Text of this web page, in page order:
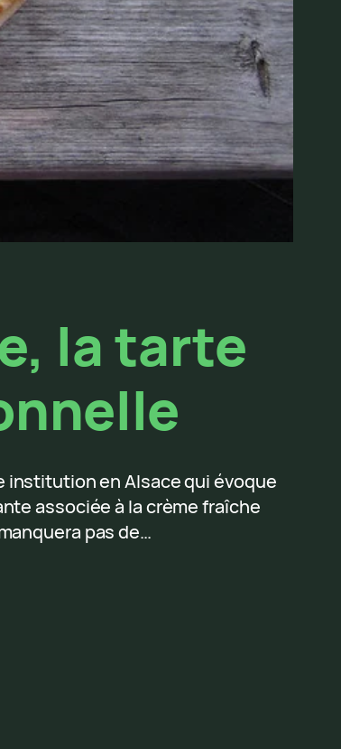
la tarte
institution en Alsace qui évoque
associée à la crème fraîche
pas de…